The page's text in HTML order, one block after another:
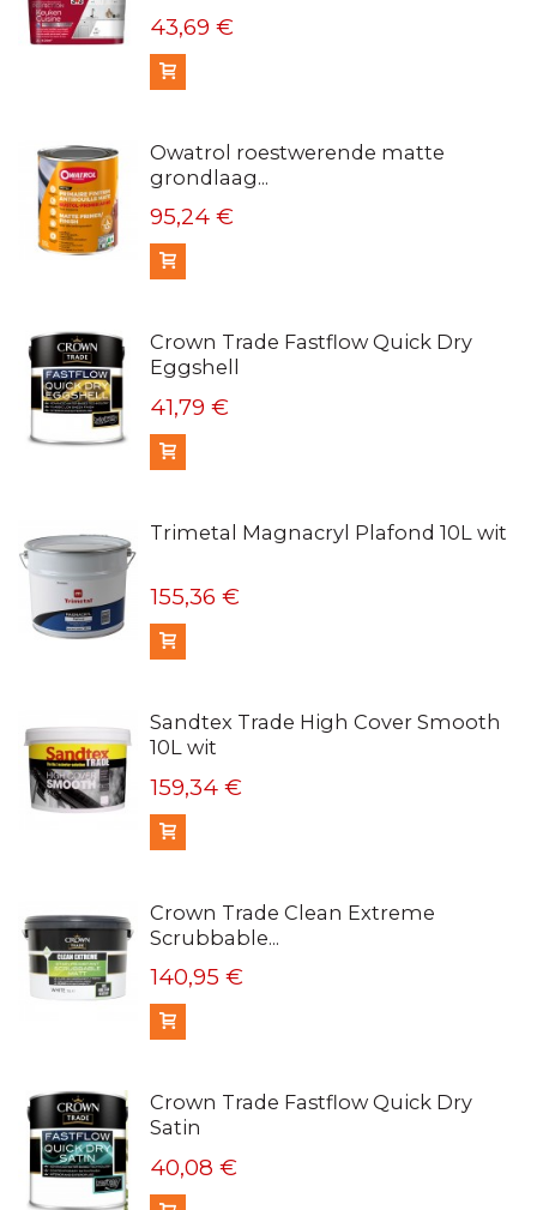
43,69 €
Owatrol roestwerende matte
grondlaag...
95,24 €
Crown Trade Fastflow Quick Dry
Eggshell
41,79 €
Trimetal Magnacryl Plafond 10L wit
155,36 €
Sandtex Trade High Cover Smooth
10L wit
159,34 €
Crown Trade Clean Extreme
Scrubbable...
140,95 €
Crown Trade Fastflow Quick Dry
Satin
40,08 €